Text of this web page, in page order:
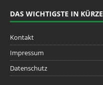
DAS WICHTIGSTE IN KÜRZE
Kontakt
Impressum
Datenschutz